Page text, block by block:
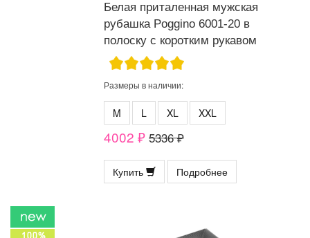
Белая приталенная мужская
рубашка Poggino 6001-20 в
полоску с коротким рукавом
Размеры в наличии:
M L XL XXL
4002 ₽ 5336 ₽
Купить Подробнее